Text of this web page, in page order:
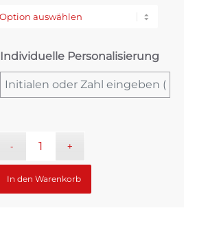
Individuelle Personalisierung
In den Warenkorb